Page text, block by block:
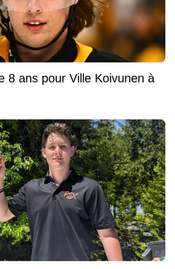
8 ans pour Ville Koivunen à